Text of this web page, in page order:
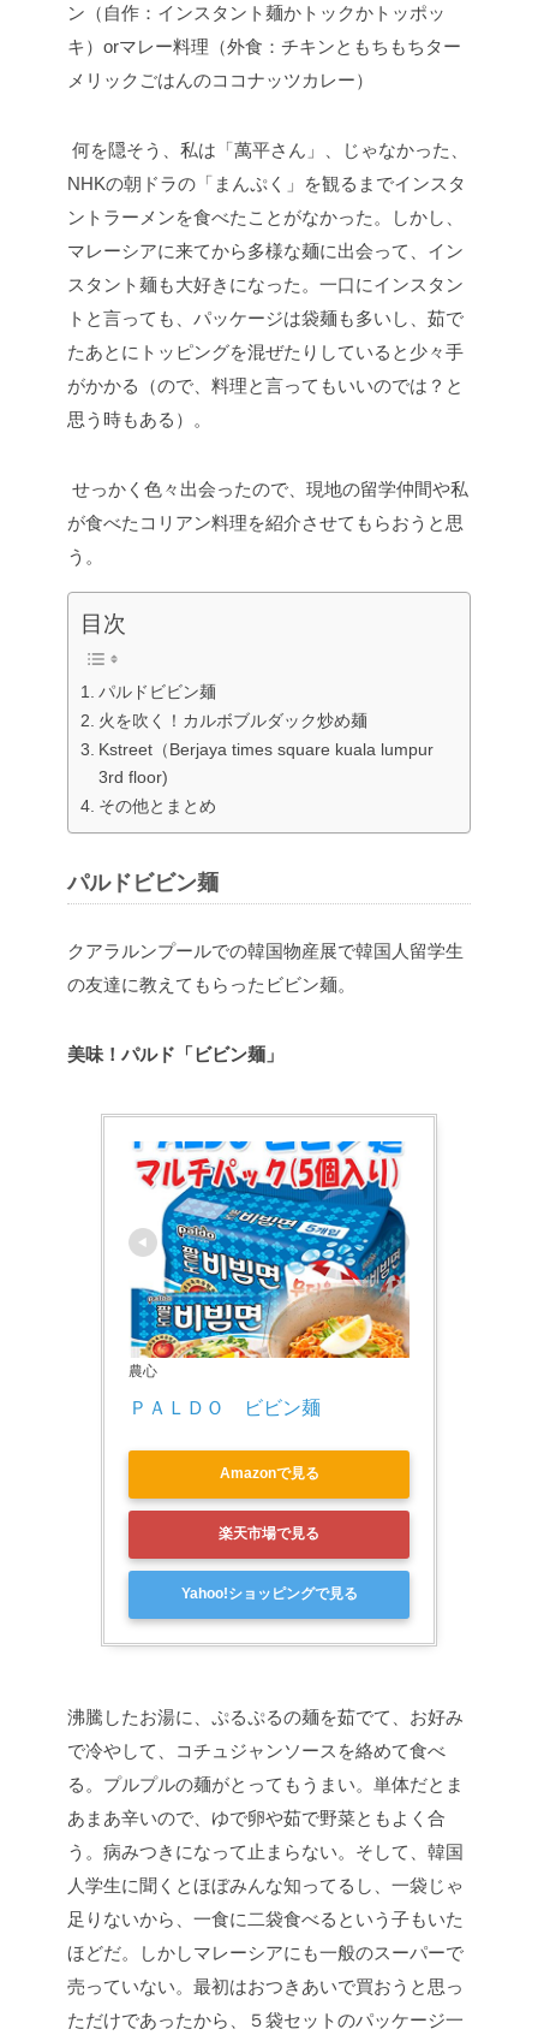
ン（自作：インスタント麺かトックかトッポッ
キ）orマレー料理（外食：チキンともちもちター
メリックごはんのココナッツカレー）
何を隠そう、私は「萬平さん」、じゃなかった、
NHKの朝ドラの「まんぷく」を観るまでインスタ
ントラーメンを食べたことがなかった。しかし、
マレーシアに来てから多様な麺に出会って、イン
スタント麺も大好きになった。一口にインスタン
トと言っても、パッケージは袋麺も多いし、茹で
たあとにトッピングを混ぜたりしていると少々手
がかかる（ので、料理と言ってもいいのでは？と
思う時もある）。
せっかく色々出会ったので、現地の留学仲間や私
が食べたコリアン料理を紹介させてもらおうと思
う。
目次
パルドビビン麺
火を吹く！カルボブルダック炒め麺
Kstreet（Berjaya times square kuala lumpur
3rd floor)
その他とまとめ
パルドビビン麺
クアラルンプールでの韓国物産展で韓国人留学生
の友達に教えてもらったビビン麺。
美味！パルド「ビビン麺」
農心
ＰＡＬＤＯ　ビビン麺
Amazonで見る
楽天市場で見る
Yahoo!ショッピングで見る
沸騰したお湯に、ぷるぷるの麺を茹でて、お好み
で冷やして、コチュジャンソースを絡めて食べ
る。プルプルの麺がとってもうまい。単体だとま
あまあ辛いので、ゆで卵や茹で野菜ともよく合
う。病みつきになって止まらない。そして、韓国
人学生に聞くとほぼみんな知ってるし、一袋じゃ
足りないから、一食に二袋食べるという子もいた
ほどだ。しかしマレーシアにも一般のスーパーで
売っていない。最初はおつきあいで買おうと思っ
ただけであったから、５袋セットのパッケージ一